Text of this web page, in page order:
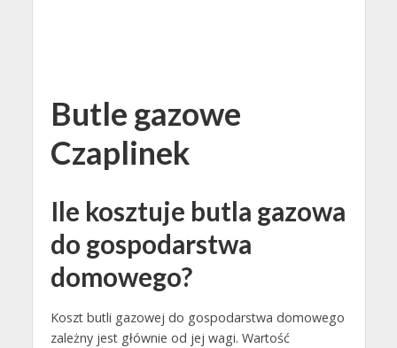
Butle gazowe
Czaplinek
Ile kosztuje butla gazowa
do gospodarstwa
domowego?
Koszt butli gazowej do gospodarstwa domowego
zależny jest głównie od jej wagi. Wartość